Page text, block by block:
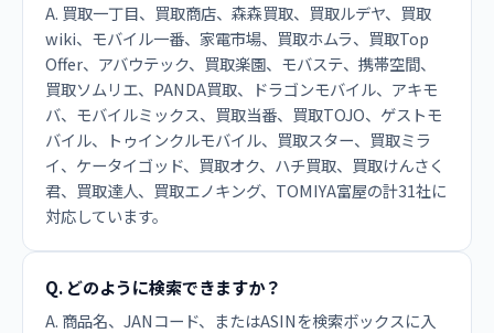
A. 買取一丁目、買取商店、森森買取、買取ルデヤ、買取
wiki、モバイル一番、家電市場、買取ホムラ、買取Top
Offer、アバウテック、買取楽園、モバステ、携帯空間、
買取ソムリエ、PANDA買取、ドラゴンモバイル、アキモ
バ、モバイルミックス、買取当番、買取TOJO、ゲストモ
バイル、トゥインクルモバイル、買取スター、買取ミラ
イ、ケータイゴッド、買取オク、ハチ買取、買取けんさく
君、買取達人、買取エノキング、TOMIYA富屋の計31社に
対応しています。
Q. どのように検索できますか？
A. 商品名、JANコード、またはASINを検索ボックスに入